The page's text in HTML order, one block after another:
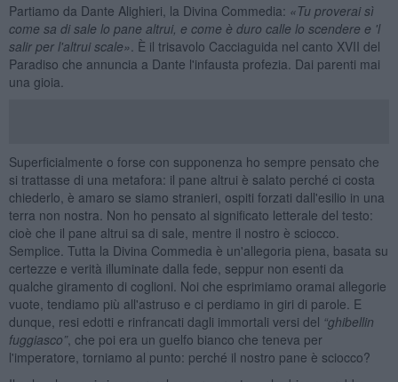
Partiamo da Dante Alighieri, la Divina Commedia: «Tu proverai sì
come sa di sale lo pane altrui, e come è duro calle lo scendere e 'l
salir per l'altrui scale» . È il trisavolo Cacciaguida nel canto XVII del
Paradiso che annuncia a Dante l'infausta profezia. Dai parenti mai
una gioia.
Superficialmente o forse con supponenza ho sempre pensato che
si trattasse di una metafora: il pane altrui è salato perché ci costa
chiederlo, è amaro se siamo stranieri, ospiti forzati dall'esilio in una
terra non nostra. Non ho pensato al significato letterale del testo:
cioè che il pane altrui sa di sale, mentre il nostro è sciocco.
Semplice. Tutta la Divina Commedia è un'allegoria piena, basata su
certezze e verità illuminate dalla fede, seppur non esenti da
qualche giramento di coglioni. Noi che esprimiamo oramai allegorie
vuote, tendiamo più all'astruso e ci perdiamo in giri di parole. E
dunque, resi edotti e rinfrancati dagli immortali versi del “ghibellin
fuggiasco”, che poi era un guelfo bianco che teneva per
l'imperatore, torniamo al punto: perché il nostro pane è sciocco?